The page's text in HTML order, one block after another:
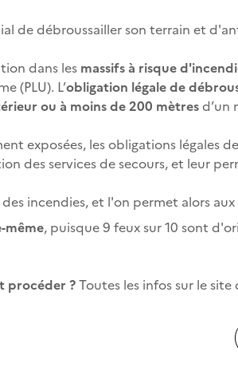
de débroussailler son terrain et
dans les massifs à risque
(PLU). L’obligation légale de
ou à moins de 200 mètresd’un
exposées, les obligations
des services de secours, et leur
des incendies, et l'on permet alors
même, puisque 9 feux sur 10 sont
procéder ?Toutes les infos sur le